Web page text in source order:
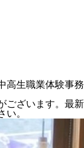
高生職業体験事務
ございます。最新
い。